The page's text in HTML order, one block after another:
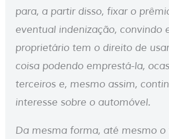
para, a partir disso, fixar o
eventual indenização, convindo
proprietário tem o direito de
coisa podendo emprestá-la,
terceiros e, mesmo assim,
interesse sobre o automóvel.
Da mesma forma, até mesmo o